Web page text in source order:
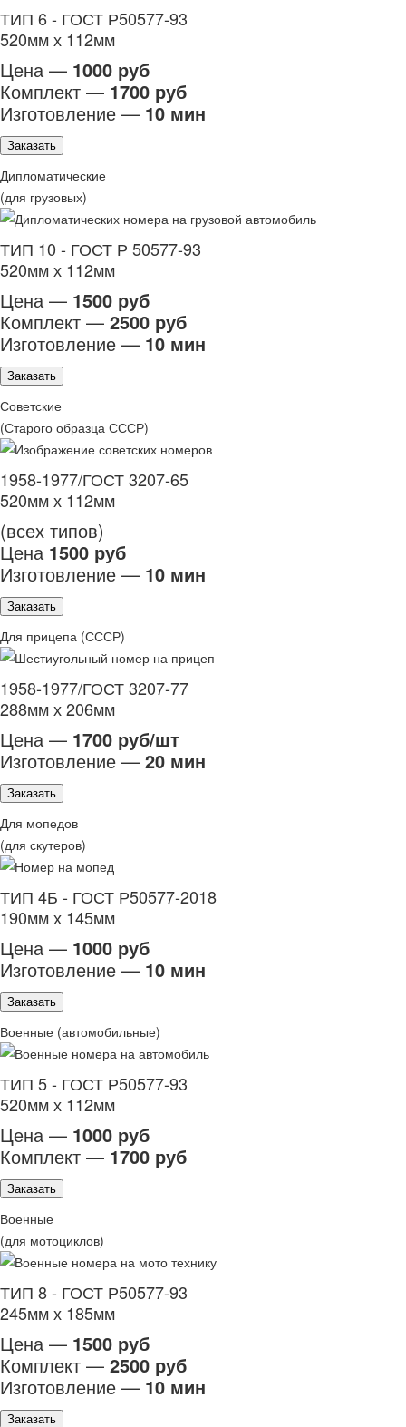
ТИП 6 - ГОСТ Р50577-93
520мм х 112мм
Цена — 1000 руб
Комплект — 1700 руб
Изготовление — 10 мин
Заказать
Дипломатические
(для грузовых)
ТИП 10 - ГОСТ Р 50577-93
520мм х 112мм
Цена — 1500 руб
Комплект — 2500 руб
Изготовление — 10 мин
Заказать
Советские
(Старого образца СССР)
1958-1977/ГОСТ 3207-65
520мм х 112мм
(всех типов)
Цена 1500 руб
Изготовление — 10 мин
Заказать
Для прицепа (СССР)
1958-1977/ГОСТ 3207-77
288мм х 206мм
Цена — 1700 руб/шт
Изготовление — 20 мин
Заказать
Для мопедов
(для скутеров)
ТИП 4Б - ГОСТ Р50577-2018
190мм х 145мм
Цена — 1000 руб
Изготовление — 10 мин
Заказать
Военные (автомобильные)
ТИП 5 - ГОСТ Р50577-93
520мм х 112мм
Цена — 1000 руб
Комплект — 1700 руб
Заказать
Военные
(для мотоциклов)
ТИП 8 - ГОСТ Р50577-93
245мм х 185мм
Цена — 1500 руб
Комплект — 2500 руб
Изготовление — 10 мин
Заказать